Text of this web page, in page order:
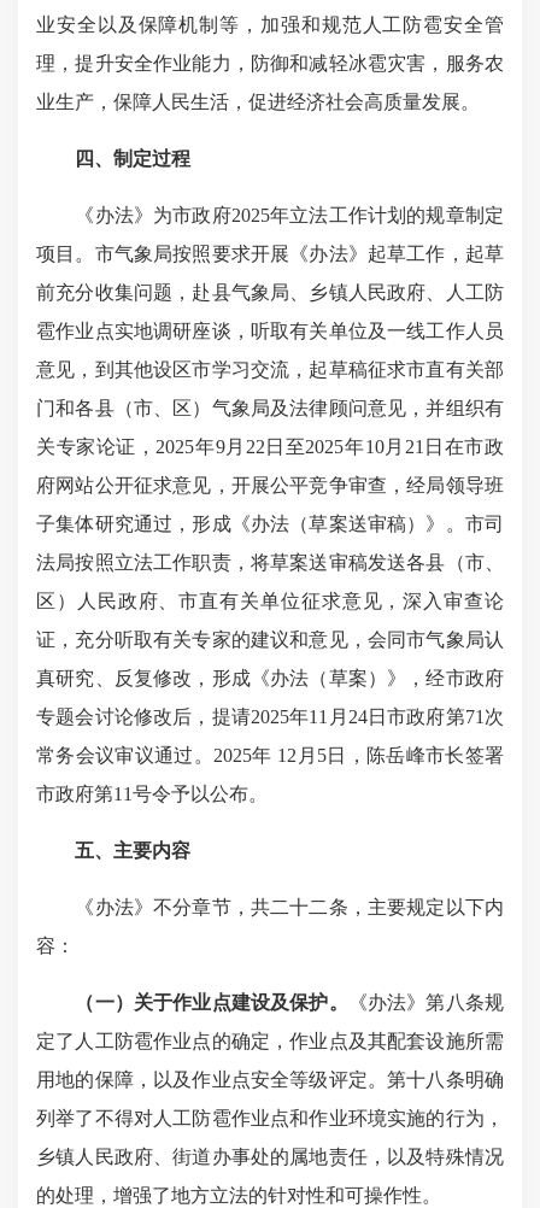
业安全以及保障机制等，加强和规范人工防雹安全管
理，提升安全作业能力，防御和减轻冰雹灾害，服务农
业生产，保障人民生活，促进经济社会高质量发展。
四、制定过程
《办法》为市政府2025年立法工作计划的规章制定
项目。市气象局按照要求开展《办法》起草工作，起草
前充分收集问题，赴县气象局、乡镇人民政府、人工防
雹作业点实地调研座谈，听取有关单位及一线工作人员
意见，到其他设区市学习交流，起草稿征求市直有关部
门和各县（市、区）气象局及法律顾问意见，并组织有
关专家论证，2025年9月22日至2025年10月21日在市政
府网站公开征求意见，开展公平竞争审查，经局领导班
子集体研究通过，形成《办法（草案送审稿）》。市司
法局按照立法工作职责，将草案送审稿发送各县（市、
区）人民政府、市直有关单位征求意见，深入审查论
证，充分听取有关专家的建议和意见，会同市气象局认
真研究、反复修改，形成《办法（草案）》，经市政府
专题会讨论修改后，提请2025年11月24日市政府第71次
常务会议审议通过。2025年 12月5日，陈岳峰市长签署
市政府第11号令予以公布。
五、主要内容
《办法》不分章节，共二十二条，主要规定以下内
容：
（一）关于作业点建设及保护。
《办法》第八条规
定了人工防雹作业点的确定，作业点及其配套设施所需
用地的保障，以及作业点安全等级评定。第十八条明确
列举了不得对人工防雹作业点和作业环境实施的行为，
乡镇人民政府、街道办事处的属地责任，以及特殊情况
的处理，增强了地方立法的针对性和可操作性。